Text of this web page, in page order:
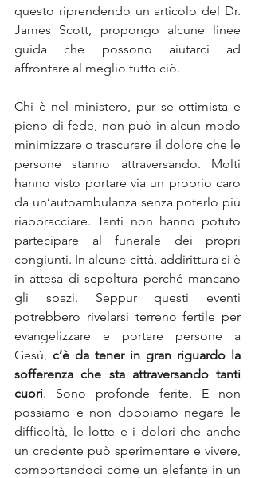
questo riprendendo un articolo del Dr.
James Scott, propongo alcune linee
guida che possono aiutarci ad
affrontare al meglio tutto ciò.
Chi è nel ministero, pur se ottimista e
pieno di fede, non può in alcun modo
minimizzare o trascurare il dolore che le
persone stanno attraversando. Molti
hanno visto portare via un proprio caro
da un’autoambulanza senza poterlo più
riabbracciare. Tanti non hanno potuto
partecipare al funerale dei propri
congiunti. In alcune città, addirittura si è
in attesa di sepoltura perché mancano
gli spazi. Seppur questi eventi
potrebbero rivelarsi terreno fertile per
evangelizzare e portare persone a
Gesù, c’è da tener in gran riguardo la
sofferenza che sta attraversando tanti
cuori. Sono profonde ferite. E non
possiamo e non dobbiamo negare le
difficoltà, le lotte e i dolori che anche
un credente può sperimentare e vivere,
comportandoci come un elefante in un